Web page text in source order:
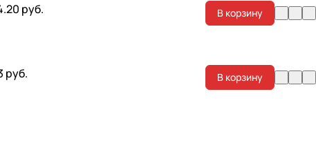
руб. В корзину
руб. В корзину